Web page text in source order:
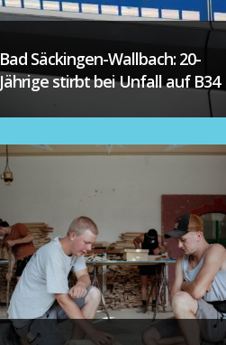
Bad Säckingen-Wallbach: 20-
Jährige stirbt bei Unfall auf B34